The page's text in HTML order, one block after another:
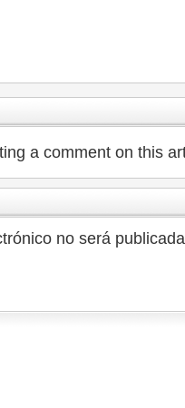
a comment on this
no será